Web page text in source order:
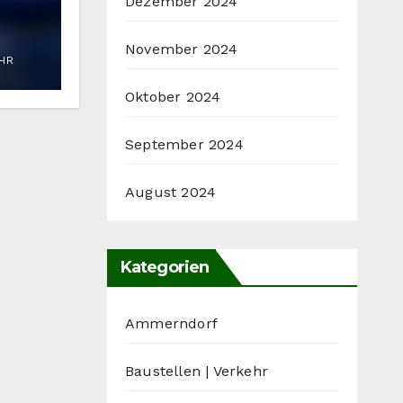
November 2024
Oktober 2024
September 2024
August 2024
Kategorien
Ammerndorf
Baustellen | Verkehr